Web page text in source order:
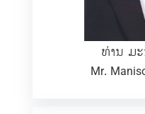
ທ່ານ ມ
Mr.